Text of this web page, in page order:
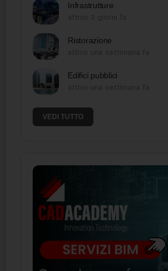
Infrastrutture
Ristorazione
Edifici pubblici
VEDI TUTTO